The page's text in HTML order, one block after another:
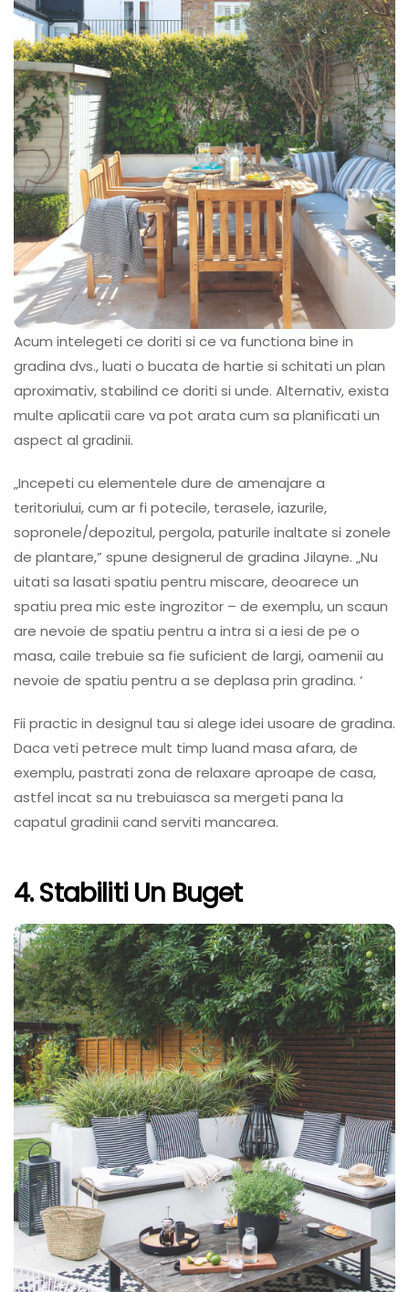
Acum intelegeti ce doriti si ce va functiona bine in
gradina dvs., luati o bucata de hartie si schitati un plan
aproximativ, stabilind ce doriti si unde. Alternativ, exista
multe aplicatii care va pot arata cum sa planificati un
aspect al gradinii.
„Incepeti cu elementele dure de amenajare a
teritoriului, cum ar fi potecile, terasele, iazurile,
sopronele/depozitul, pergola, paturile inaltate si zonele
de plantare,” spune designerul de gradina Jilayne. „Nu
uitati sa lasati spatiu pentru miscare, deoarece un
spatiu prea mic este ingrozitor – de exemplu, un scaun
are nevoie de spatiu pentru a intra si a iesi de pe o
masa, caile trebuie sa fie suficient de largi, oamenii au
nevoie de spatiu pentru a se deplasa prin gradina. ‘
Fii practic in designul tau si alege idei usoare de gradina.
Daca veti petrece mult timp luand masa afara, de
exemplu, pastrati zona de relaxare aproape de casa,
astfel incat sa nu trebuiasca sa mergeti pana la
capatul gradinii cand serviti mancarea.
4. Stabiliti Un Buget